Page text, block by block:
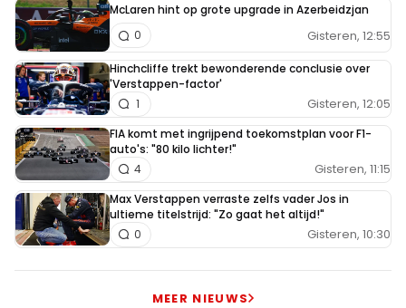
McLaren hint op grote upgrade in Azerbeidzjan
Gisteren, 12:55
0
Hinchcliffe trekt bewonderende conclusie over
'Verstappen-factor'
Gisteren, 12:05
1
FIA komt met ingrijpend toekomstplan voor F1-
auto's: "80 kilo lichter!"
Gisteren, 11:15
4
Max Verstappen verraste zelfs vader Jos in
ultieme titelstrijd: "Zo gaat het altijd!"
Gisteren, 10:30
0
MEER NIEUWS